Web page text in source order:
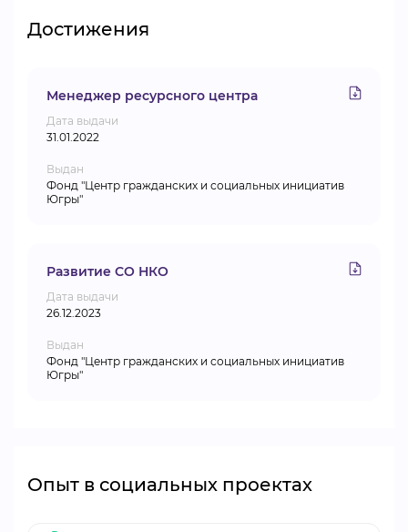
Достижения
Менеджер ресурсного центра
Дата выдачи
31.01.2022
Выдан
Фонд "Центр гражданских и социальных инициатив
Югры"
Развитие СО НКО
Дата выдачи
26.12.2023
Выдан
Фонд "Центр гражданских и социальных инициатив
Югры"
Опыт в социальных проектах